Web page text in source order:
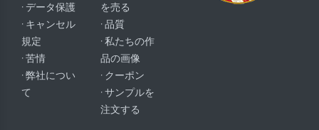
· データ保護
· キャンセル
規定
· 苦情
· 弊社につい
て
を売る
· 品質
· 私たちの作
品の画像
· クーポン
· サンプルを
注文する